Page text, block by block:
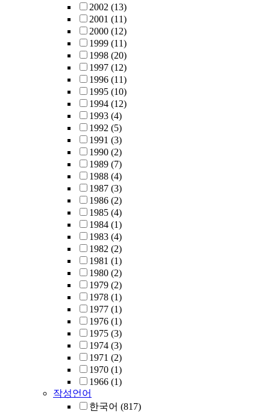
2002 (13)
2001 (11)
2000 (12)
1999 (11)
1998 (20)
1997 (12)
1996 (11)
1995 (10)
1994 (12)
1993 (4)
1992 (5)
1991 (3)
1990 (2)
1989 (7)
1988 (4)
1987 (3)
1986 (2)
1985 (4)
1984 (1)
1983 (4)
1982 (2)
1981 (1)
1980 (2)
1979 (2)
1978 (1)
1977 (1)
1976 (1)
1975 (3)
1974 (3)
1971 (2)
1970 (1)
1966 (1)
작성언어
한국어 (817)